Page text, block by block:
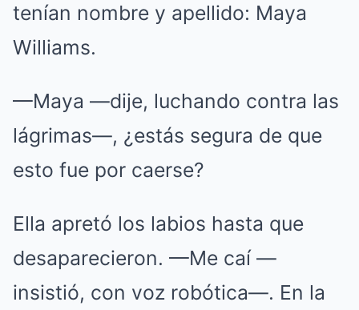
tenían nombre y apellido: Maya
Williams.
—Maya —dije, luchando contra las
lágrimas—, ¿estás segura de que
esto fue por caerse?
Ella apretó los labios hasta que
desaparecieron. —Me caí —
insistió, con voz robótica—. En la